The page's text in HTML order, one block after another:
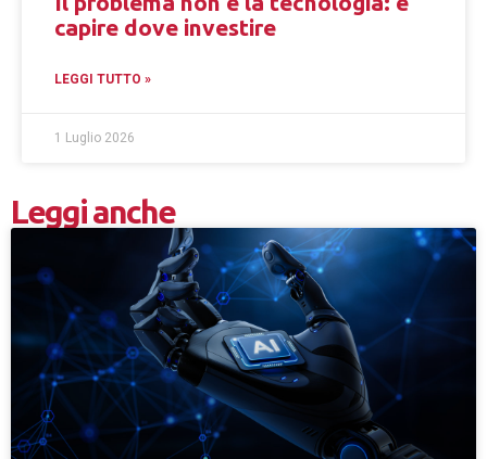
capire dove investire
LEGGI TUTTO »
1 Luglio 2026
Leggi anche